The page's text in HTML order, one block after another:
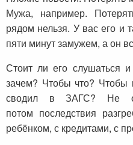
Мужа, например.
рядом нельзя. У вас его и
пяти минут замужем, а он
Стоит ли его слушаться
зачем? Чтобы что?
сводил в ЗАГС? Не
потом последствия
ребёнком, с кредитами, с